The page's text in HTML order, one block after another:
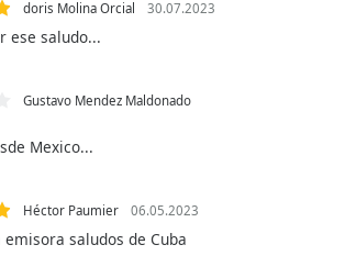
doris Molina Orcial 30.07.2023
ese saludo...
Gustavo Mendez Maldonado
Mexico...
Héctor Paumier 06.05.2023
emisora saludos de Cuba